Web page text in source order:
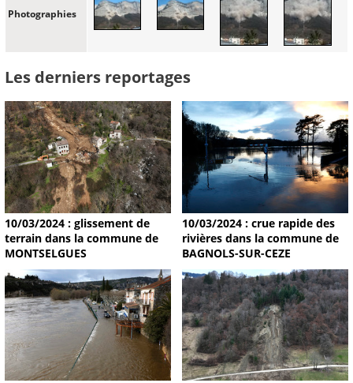
Photographies
Les derniers reportages
10/03/2024 : glissement de
terrain dans la commune de
MONTSELGUES
10/03/2024 : crue rapide des
rivières dans la commune de
BAGNOLS-SUR-CEZE